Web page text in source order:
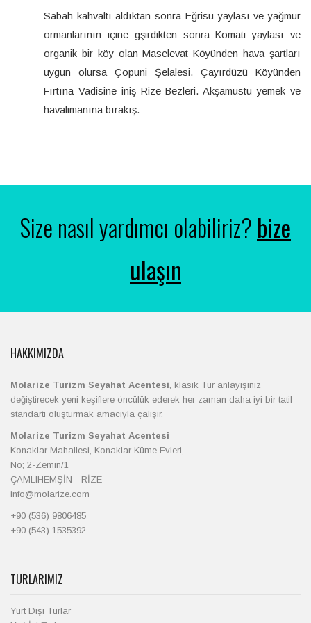
Sabah kahvaltı aldıktan sonra Eğrisu yaylası ve yağmur
ormanlarının içine gşirdikten sonra Komati yaylası ve
organik bir köy olan Maselevat Köyünden hava şartları
uygun olursa Çopuni Şelalesi. Çayırdüzü Köyünden
Fırtına Vadisine iniş Rize Bezleri. Akşamüstü yemek ve
havalimanına bırakış.
Size nasıl yardımcı olabiliriz?bize
ulaşın
HAKKIMIZDA
Molarize Turizm Seyahat Acentesi , klasik Tur anlayışınız
değiştirecek yeni keşiflere öncülük ederek her zaman daha iyi bir tatil
standartı oluşturmak amacıyla çalışır.
Molarize Turizm Seyahat Acentesi
Konaklar Mahallesi, Konaklar Küme Evleri,
No; 2-Zemin/1
ÇAMLIHEMŞİN - RİZE
info@molarize.com
+90 (536) 9806485
+90 (543) 1535392
TURLARIMIZ
Yurt Dışı Turlar